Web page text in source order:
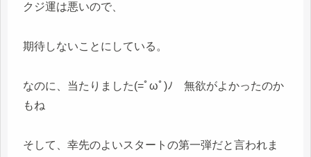
クジ運は悪いので、
期待しないことにしている。
なのに、当たりました(=ﾟωﾟ)ﾉ 無欲がよかったのか
もね
そして、幸先のよいスタートの第一弾だと言われま